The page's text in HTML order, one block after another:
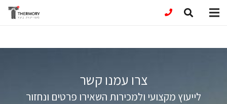
צרו עמנו קשר
לייעוץ מקצועי ולמכירות השאירו פרטים ונחזור